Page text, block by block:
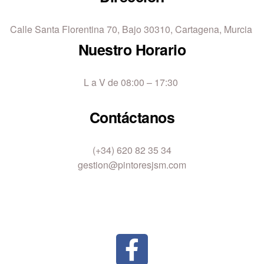
Calle Santa Florentina 70, Bajo 30310, Cartagena, Murcia
Nuestro Horario
L a V de 08:00 – 17:30
Contáctanos
(+34) 620 82 35 34
gestion@pintoresjsm.com